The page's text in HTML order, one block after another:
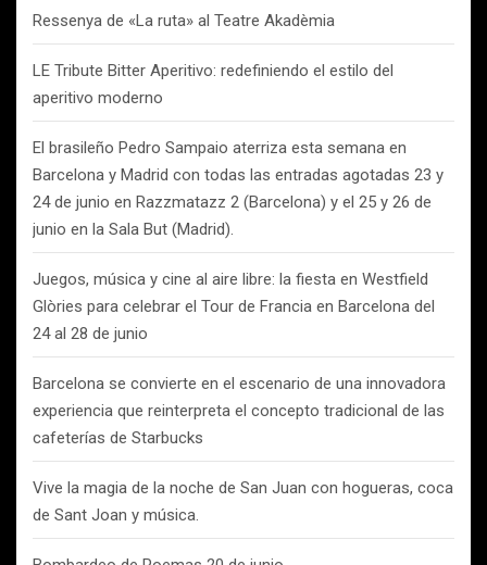
Ressenya de «La ruta» al Teatre Akadèmia
LE Tribute Bitter Aperitivo: redefiniendo el estilo del
aperitivo moderno
El brasileño Pedro Sampaio aterriza esta semana en
Barcelona y Madrid con todas las entradas agotadas 23 y
24 de junio en Razzmatazz 2 (Barcelona) y el 25 y 26 de
junio en la Sala But (Madrid).
Juegos, música y cine al aire libre: la fiesta en Westfield
Glòries para celebrar el Tour de Francia en Barcelona del
24 al 28 de junio
Barcelona se convierte en el escenario de una innovadora
experiencia que reinterpreta el concepto tradicional de las
cafeterías de Starbucks
Vive la magia de la noche de San Juan con hogueras, coca
de Sant Joan y música.